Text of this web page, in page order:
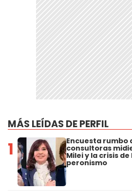
MÁS LEÍDAS DE PERFIL
1 Encuesta rumbo
consultoras
Milei y la crisis
peronismo